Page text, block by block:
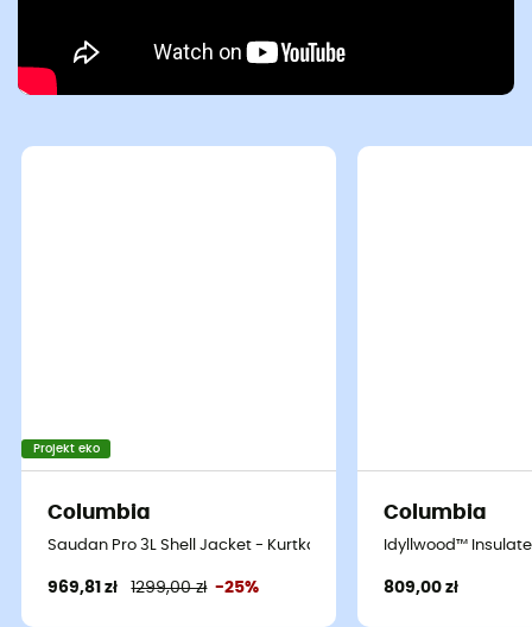
Projekt eko
Columbia
Saudan Pro 3L Shell Jacket - Kurtka przeciwdeszczowa meska
969,81 zł 1299,00 zł -25%
Columbia
Idyllwood™
809,00 zł